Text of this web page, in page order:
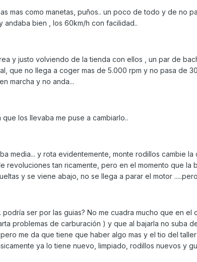
mas como manetas, puños.. un poco de todo y de no
bien , los 60km/h con facilidad..
y justo volviendo de la tienda con ellos , un par de
que no llega a coger mas de 5.000 rpm y no pasa de
marcha y no anda...
los llevaba me puse a cambiarlo..
media... y rota evidentemente, monte rodillos cambie la
revoluciones tan ricamente, pero en el momento que la
y se viene abajo, no se llega a parar el motor
ser por las guias? No me cuadra mucho que en el
problemas de carburación ) y que al bajarla no suba
me da que tiene que haber algo mas y el tio del
ya lo tiene nuevo, limpiado, rodillos nuevos y